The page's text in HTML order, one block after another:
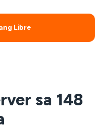
Libre
sa 148